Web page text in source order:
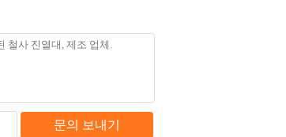
문의 보내기